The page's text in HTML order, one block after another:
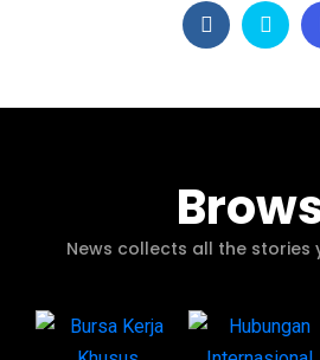
News collects all the stories